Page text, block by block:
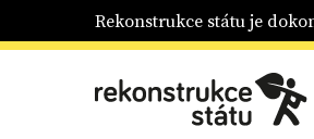
Rekonstrukce státu je